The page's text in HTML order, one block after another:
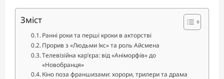
Зміст
Ранні роки та перші кроки в акторстві
Прорив з «Людьми Ікс» та роль Айсмена
Телевізійна кар’єра: від «Аніморфів» до
«Новобранця»
Кіно поза франшизами: хорори, трилери та драма